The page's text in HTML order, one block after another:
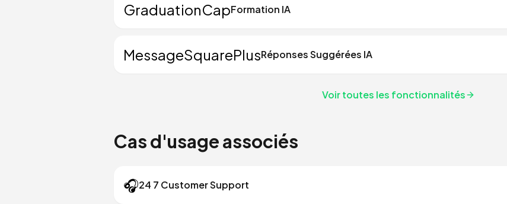
GraduationCapFormation IA
MessageSquarePlusRéponses Suggérées IA
Voir toutes les fonctionnalités
Cas d'usage associés
🎧24 7 Customer Support